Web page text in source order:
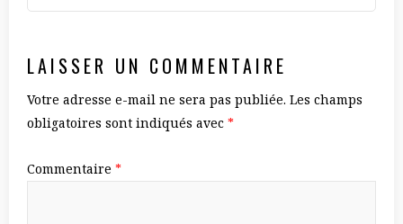
LAISSER UN COMMENTAIRE
Votre adresse e-mail ne sera pas publiée. Les champs
obligatoires sont indiqués avec *
Commentaire *